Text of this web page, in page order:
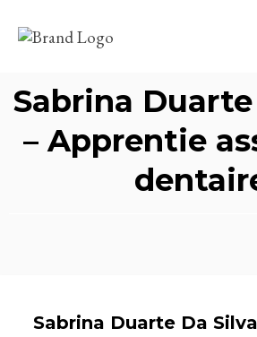
Sabrina
– Apprentie
Sabrina Duarte Da